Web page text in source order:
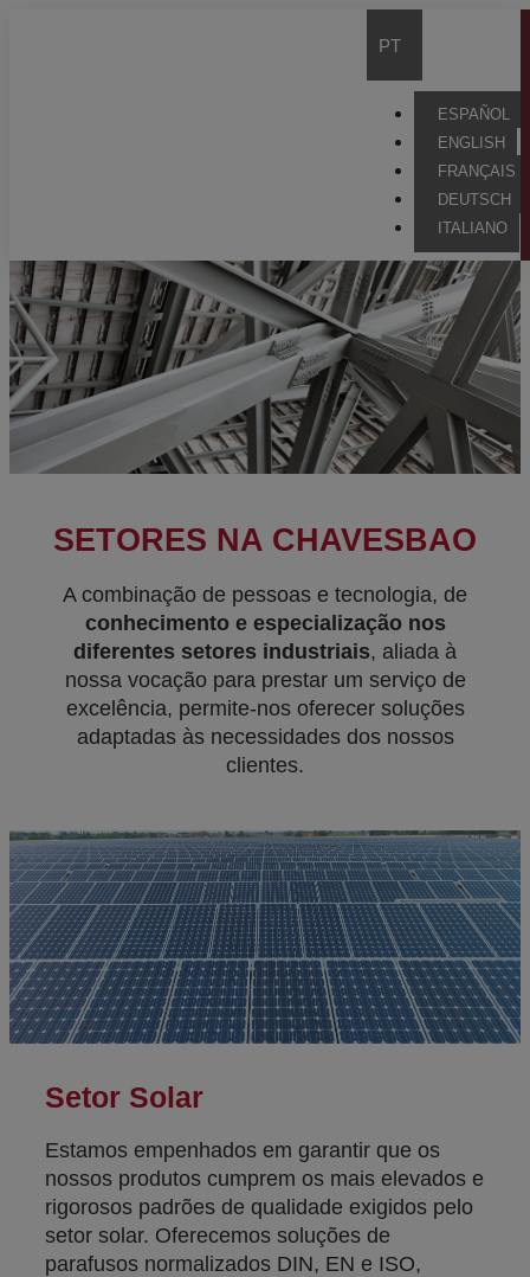
PT
ESPAÑOL
ENGLISH
FRANÇAIS
DEUTSCH
ITALIANO
SETORES NA CHAVESBAO
A combinação de pessoas e tecnologia, de
conhecimento e especialização nos
diferentes setores industriais, aliada à
nossa vocação para prestar um serviço de
excelência, permite-nos oferecer soluções
adaptadas às necessidades dos nossos
clientes.
Setor Solar
Estamos empenhados em garantir que os
nossos produtos cumprem os mais elevados e
rigorosos padrões de qualidade exigidos pelo
setor solar. Oferecemos soluções de
parafusos normalizados DIN, EN e ISO,